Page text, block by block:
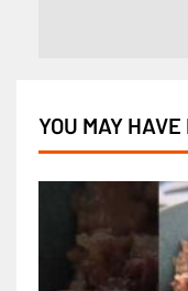
YOU MAY